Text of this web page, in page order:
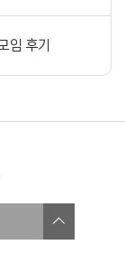
임 후기